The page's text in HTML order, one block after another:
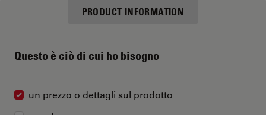
PRODUCT INFORMATION
Questo è ciò di cui ho bisogno
un prezzo o dettagli sul prodotto